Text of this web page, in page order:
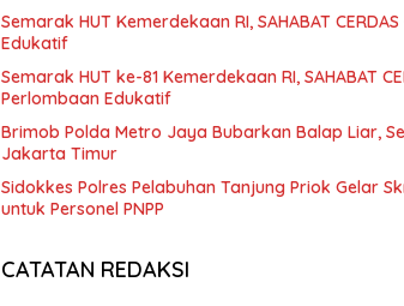
Semarak HUT Kemerdekaan RI, SAHABAT
Edukatif
Semarak HUT ke-81 Kemerdekaan RI, SAHABAT
Perlombaan Edukatif
Brimob Polda Metro Jaya Bubarkan Balap Liar,
Jakarta Timur
Sidokkes Polres Pelabuhan Tanjung Priok Gelar
untuk Personel PNPP
CATATAN REDAKSI